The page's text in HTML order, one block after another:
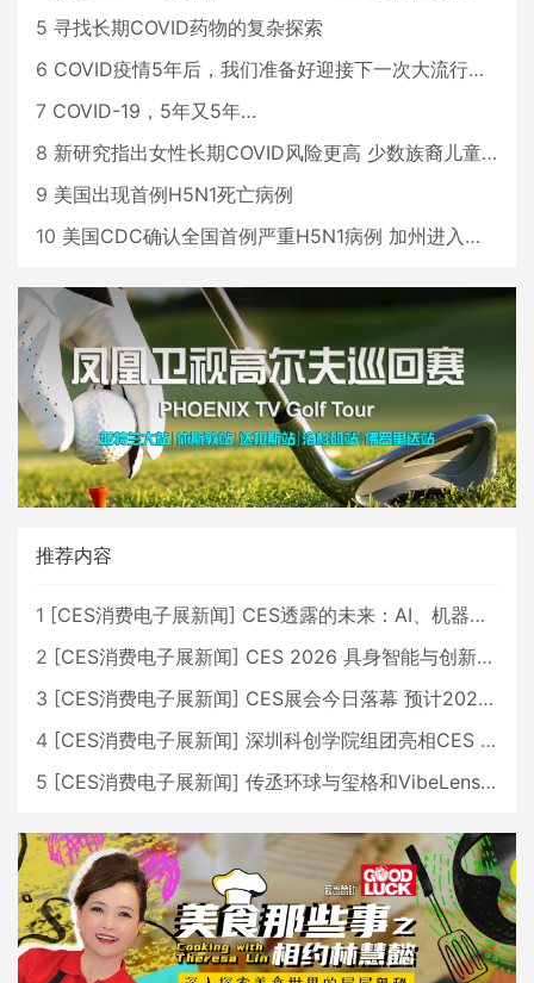
5 寻找长期COVID药物的复杂探索
6 COVID疫情5年后，我们准备好迎接下一次大流行了吗？
7 COVID-19，5年又5年…
8 新研究指出女性长期COVID风险更高 少数族裔儿童存在差异
9 美国出现首例H5N1死亡病例
10 美国CDC确认全国首例严重H5N1病例 加州进入紧急状态
推荐内容
1 [CES消费电子展新闻] CES透露的未来：AI、机器人与智能生活大爆发
2 [CES消费电子展新闻] CES 2026 具身智能与创新领域 中国公司大放异彩
3 [CES消费电子展新闻] CES展会今日落幕 预计2026行业收入将超五千亿美元
4 [CES消费电子展新闻] 深圳科创学院组团亮相CES 广受好评
5 [CES消费电子展新闻] 传丞环球与玺格和VibeLens共同推出全新耳机